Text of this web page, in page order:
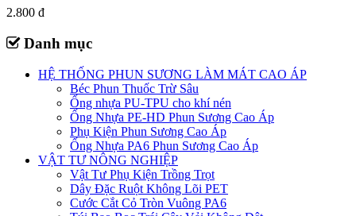
2.800 đ
Danh mục
HỆ THỐNG PHUN SƯƠNG LÀM MÁT CAO ÁP
Béc Phun Thuốc Trừ Sâu
Ống nhựa PU-TPU cho khí nén
Ống Nhựa PE-HD Phun Sương Cao Áp
Phụ Kiện Phun Sương Cao Áp
Ống Nhựa PA6 Phun Sương Cao Áp
VẬT TƯ NÔNG NGHIỆP
Vật Tư Phụ Kiện Trồng Trọt
Dây Đặc Ruột Không Lõi PET
Cước Cắt Cỏ Tròn Vuông PA6